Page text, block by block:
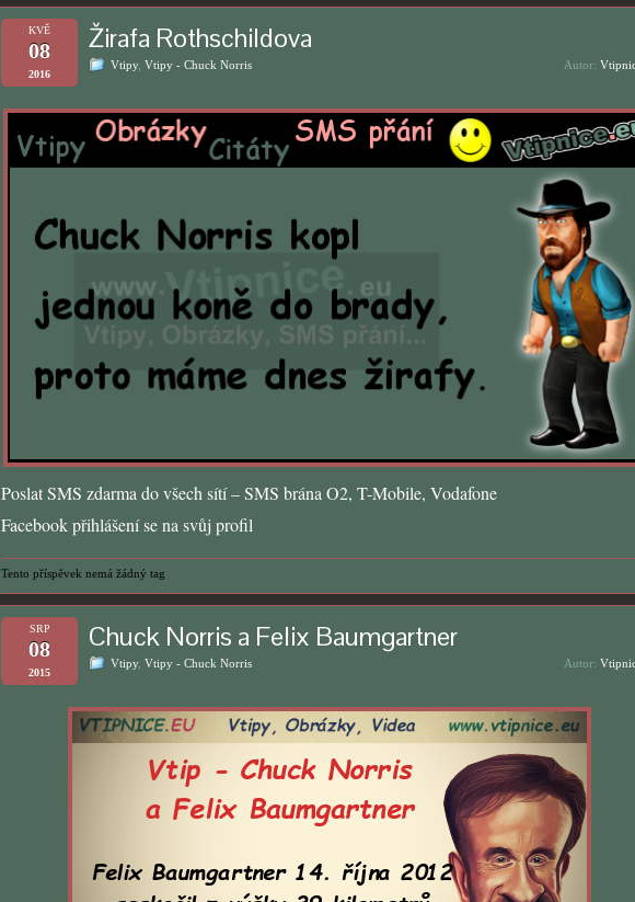
KVĚ
08
2016
Žirafa Rothschildova
Vtipy, Vtipy - Chuck Norris Autor:
Poslat SMS zdarma do všech sítí – SMS brána O2, T-Mobile, Vodafone
Facebook přihlášení se na svůj profil
Tento příspěvek nemá žádný tag
SRP
08
2015
Chuck Norris a Felix Baumgartner
Vtipy, Vtipy - Chuck Norris Autor: